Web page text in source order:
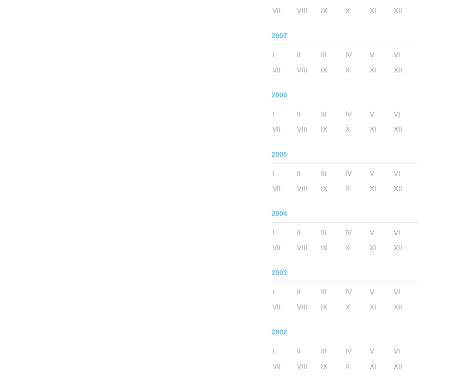
VII
VIII IX X XI XII
2007
I II III IV V
VI
VII
VIII IX X XI XII
2006
I II III IV V
VI
VII
VIII IX X XI XII
2005
I II III IV V
VI
VII
VIII IX X XI XII
2004
I II III IV V
VI
VII
VIII IX X XI XII
2003
I II III IV V
VI
VII
VIII IX X XI XII
2002
I II III IV V
VI
VII
VIII IX X XI XII